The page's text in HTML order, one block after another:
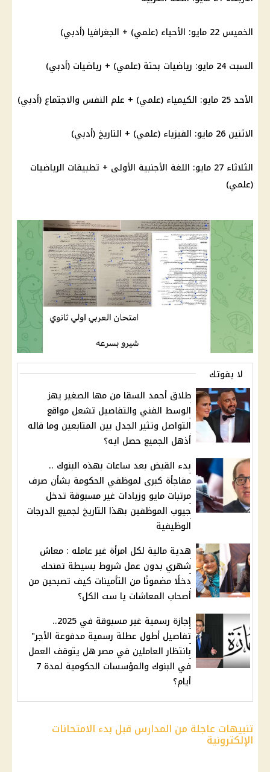
الخميس 22 مايو: الأحياء (علمي) + الجغرافيا (أدبي)
السبت 24 مايو: رياضيات بحتة (علمي) + رياضيات (أدبي)
الأحد 25 مايو: الكيمياء (علمي) + علم النفس والاجتماع (أدبي)
الاثنين 26 مايو: الفيزياء (علمي) + التاريخ (أدبي)
الثلاثاء 27 مايو: اللغة الأجنبية الأولى + تطبيقات الرياضيات
(علمي)
لا يفوتك
طلاق أحمد السقا من مها الصغير يهز
الوسط الفني والتفاصيل تشعل مواقع
التواصل وتثير الجدل بين المتابعين وما قاله
أذهل الجميع حصل ايه؟
بدء القبض بعد ساعات بهذه البنوك ..
مفاجأة كبرى لموظفي الحكومة بشأن صرف
مرتبات مايو وزيادات غير مسبوقة تدخل
جيوب الموظفين بهذا التاريخ لجميع الدرجات
الوظيفية
هدية مالية لكل امرأة غير عامله : معاش
شهري بدون عمل شروط بسيطة تمنحك
دخلًا مضمونًا من التأمينات كيف تصبحين من
أصحاب المعاشات يا ست الكل؟
إجازة رسمية غير مسبوقة في 2025..
تفاصيل أطول عطلة رسمية مدفوعة الأجر"
بانتظار العاملين في مصر هل يتوقف العمل
في البنوك والمؤسسات الحكومية لمدة 7
أيام؟
تنبيهات عاجلة من المدارس قبل بدء الامتحانات
الإلكترونية